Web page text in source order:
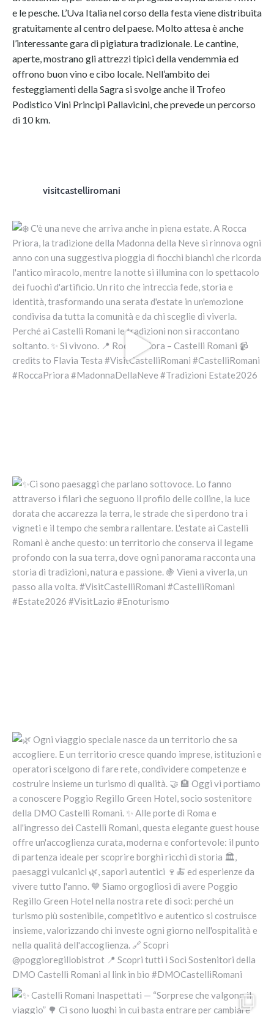
e le pesche. L’Uva Italia nel corso della festa viene distribuita
gratuitamente al centro del paese. Molto attesa è anche
l’interessante gara di pigiatura tradizionale. Le cantine,
aperte, mostrano gli attrezzi tipici della vendemmia ed
offrono buon vino e cibo locale. Nell’ambito dei
festeggiamenti della Sagra si svolge anche il Trofeo
Podistico Vini Principi Pallavicini, che prevede un percorso
di 10 km.
visitcastelliromani